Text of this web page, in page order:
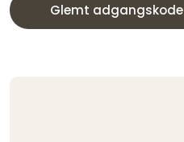
Glemt adgangskode